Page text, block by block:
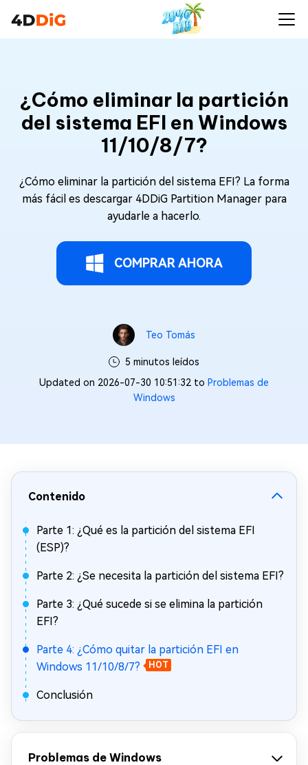
¿Cómo eliminar la partición
del sistema EFI en Windows
11/10/8/7?
¿Cómo eliminar la partición del sistema EFI? La forma
más fácil es descargar 4DDiG Partition Manager para
ayudarle a hacerlo.
COMPRAR AHORA
Teo Tomás
5 minutos leídos
Updated on 2026-07-30 10:51:32 to Problemas de
Windows
Contenido
Parte 1: ¿Qué es la partición del sistema EFI
(ESP)?
Parte 2: ¿Se necesita la partición del sistema EFI?
Parte 3: ¿Qué sucede si se elimina la partición
EFI?
Parte 4: ¿Cómo quitar la partición EFI en
Windows 11/10/8/7?
HOT
Conclusión
Problemas de Windows